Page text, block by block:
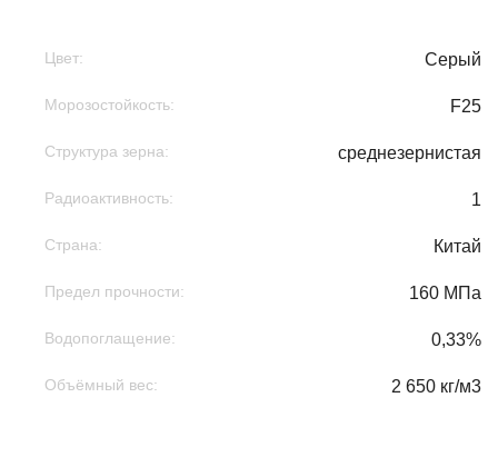
Цвет: Серый
Морозостойкость: F25
Структура зерна: среднезернистая
Радиоактивность: 1
Страна: Китай
Предел прочности: 160 МПа
Водопоглащение: 0,33%
Объёмный вес: 2 650 кг/м3